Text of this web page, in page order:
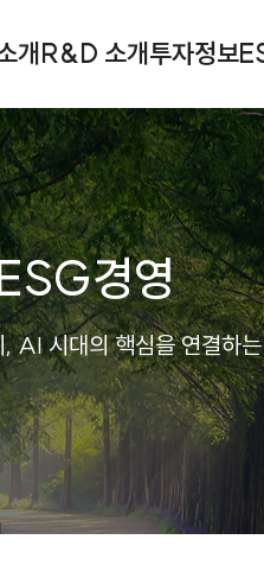
개 R&D 소개투자정보
경영
, AI 시대의 핵심을 연결하